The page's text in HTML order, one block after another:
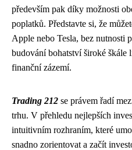
především pak díky možnosti
poplatků. Představte si, že
Apple nebo Tesla, bez nutnosti
budování bohatství široké škále
finanční zázemí.
Trading 212 se právem řadí
trhu. V přehledu nejlepších
intuitivním rozhraním, které
snadno zorientovat a začít